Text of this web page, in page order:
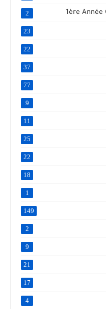
2
23
22
37
77
9
11
25
22
18
1
149
2
9
21
17
4